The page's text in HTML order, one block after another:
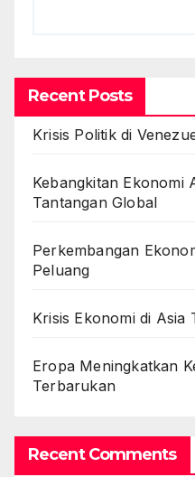
Recent Posts
Krisis Politik di
Kebangkitan Ekonomi
Tantangan Global
Perkembangan
Peluang
Krisis Ekonomi di Asia
Eropa Meningkatkan
Terbarukan
Recent Comments